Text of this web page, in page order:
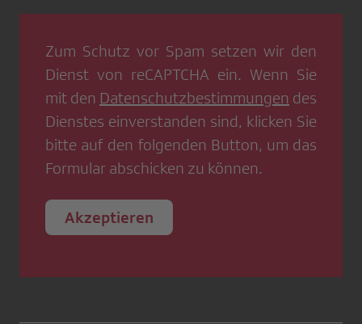
Zum Schutz vor Spam setzen wir den
Dienst von reCAPTCHA ein. Wenn Sie
mit den Datenschutzbestimmungen des
Dienstes einverstanden sind, klicken Sie
bitte auf den folgenden Button, um das
Formular abschicken zu können.
Akzeptieren